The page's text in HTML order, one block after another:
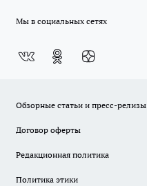
Мы в социальных сетях
Обзорные статьи и пресс-релизы
Договор оферты
Редакционная политика
Политика этики